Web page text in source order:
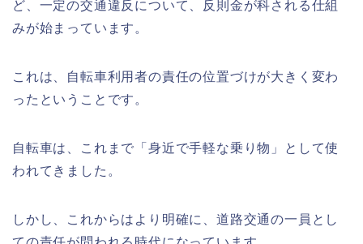
ど、一定の交通違反について、反則金が科される仕組
みが始まっています。
これは、自転車利用者の責任の位置づけが大きく変わ
ったということです。
自転車は、これまで「身近で手軽な乗り物」として使
われてきました。
しかし、これからはより明確に、道路交通の一員とし